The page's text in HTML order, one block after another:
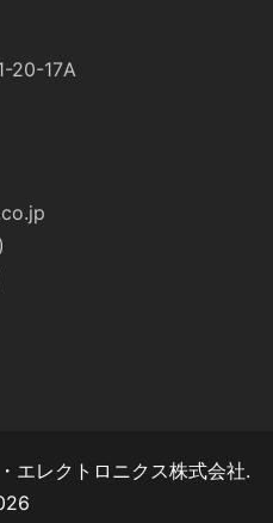
20-17A
レクトロニクス株式会社.